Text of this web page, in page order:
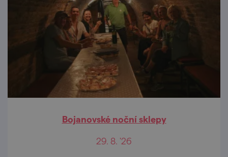
Bojanovské noční sklepy
29. 8. '26